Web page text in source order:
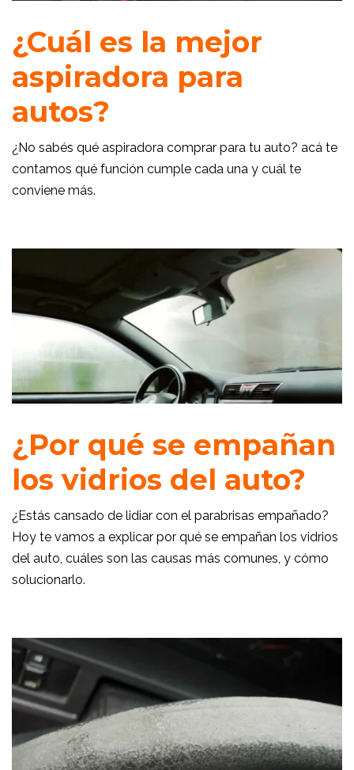
¿Cuál es la mejor
aspiradora para
autos?
¿No sabés qué aspiradora comprar para tu auto? acá te
contamos qué función cumple cada una y cuál te
conviene más.
¿Por qué se empañan
los vidrios del auto?
¿Estás cansado de lidiar con el parabrisas empañado?
Hoy te vamos a explicar por qué se empañan los vidrios
del auto, cuáles son las causas más comunes, y cómo
solucionarlo.